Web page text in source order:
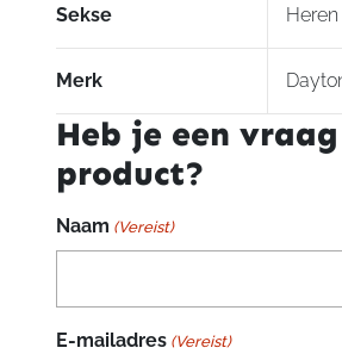
Sekse Heren
Merk
Heb je een
product?
Naam (Vereist)
E-mailadres (Vereist)